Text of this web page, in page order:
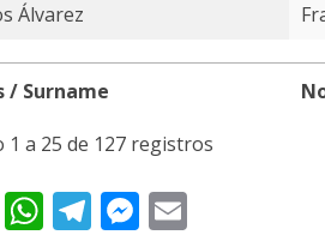
Álvarez
/ Surname
a 25 de 127 registros
Twitter
WhatsApp
Telegram
Messenger